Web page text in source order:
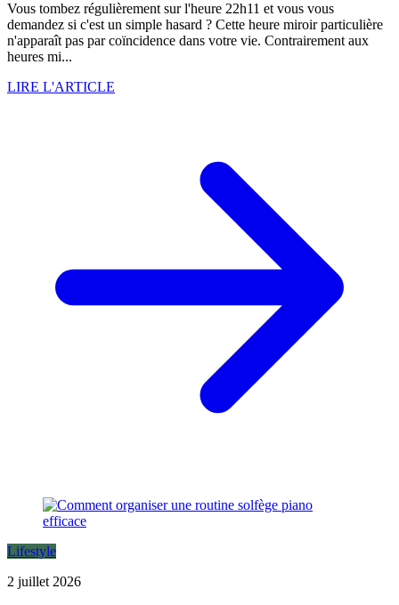
Vous tombez régulièrement sur l'heure 22h11 et vous vous
demandez si c'est un simple hasard ? Cette heure miroir particulière
n'apparaît pas par coïncidence dans votre vie. Contrairement aux
heures mi...
LIRE L'ARTICLE
Lifestyle
2 juillet 2026